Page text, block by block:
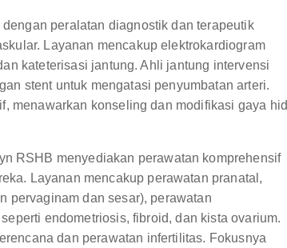
peralatan diagnostik dan terapeutik
Layanan mencakup elektrokardiogram
kateterisasi jantung. Ahli jantung intervensi
stent untuk mengatasi penyumbatan arteri.
menawarkan konseling dan modifikasi gaya
RSHB menyediakan perawatan komprehensif
Layanan mencakup perawatan pranatal,
pervaginam dan sesar), perawatan
endometriosis, fibroid, dan kista ovarium.
dan perawatan infertilitas. Fokusnya